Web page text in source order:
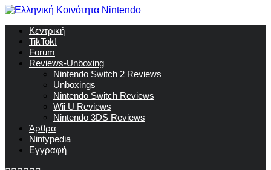
Κεντρική
TikTok!
Forum
Reviews-Unboxing
Nintendo Switch 2 Reviews
Unboxings
Nintendo Switch Reviews
Wii U Reviews
Nintendo 3DS Reviews
Άρθρα
Nintypedia
Εγγραφή